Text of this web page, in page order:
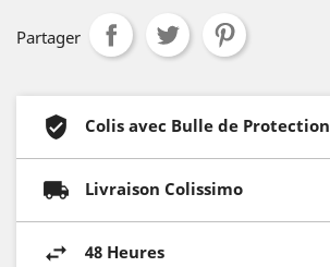
Partager
Colis avec Bulle de Protection
Livraison Colissimo
48 Heures